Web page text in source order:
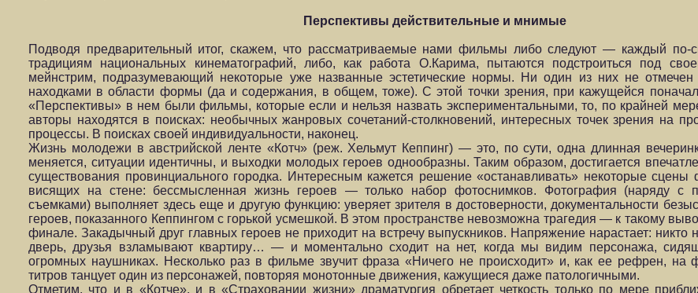
Перспективы действительные и мнимые
Подводя предварительный итог, скажем, что рассматриваемые нами фильмы либо следуют — каждый
традициям национальных кинематографий, либо, как работа О.Карима, пытаются подстроиться под
мейнстрим, подразумевающий некоторые уже названные эстетические нормы. Ни один из них не
находками в области формы (да и содержания, в общем, тоже). С этой точки зрения, при кажущейся
«Перспективы» в нем были фильмы, которые если и нельзя назвать экспериментальными, то, по крайней
авторы находятся в поисках: необычных жанровых сочетаний-столкновений, интересных точек зрения на
процессы. В поисках своей индивидуальности, наконец.
Жизнь молодежи в австрийской ленте «Котч» (реж. Хельмут Кеппинг) — это, по сути, одна длинная
меняется, ситуации идентичны, и выходки молодых героев однообразны. Таким образом, достигается
существования провинциального городка. Интересным кажется решение «останавливать» некоторые
висящих на стене: бессмысленная жизнь героев — только набор фотоснимков. Фотография (наряду с
съемками) выполняет здесь еще и другую функцию: уверяет зрителя в достоверности, документальности
героев, показанного Кеппингом с горькой усмешкой. В этом пространстве невозможна трагедия — к такому
финале. Закадычный друг главных героев не приходит на встречу выпускников. Напряжение нарастает: никто
дверь, друзья взламывают квартиру… — и моментально сходит на нет, когда мы видим персонажа,
огромных наушниках. Несколько раз в фильме звучит фраза «Ничего не происходит» и, как ее рефрен, на
титров танцует один из персонажей, повторяя монотонные движения, кажущиеся даже патологичными.
Отметим, что и в «Котче», и в «Страховании жизни» драматургия обретает четкость только по мере